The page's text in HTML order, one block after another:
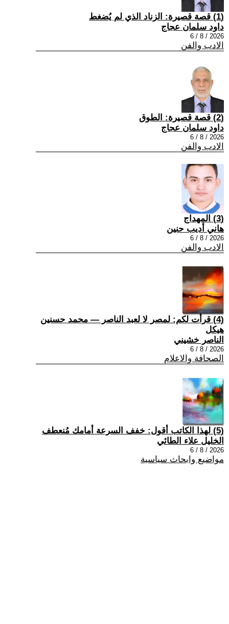
(1) قصة قصيرة: الزناد الذي لم يُضغط
داود سلمان عجاج
2026 / 8 / 6
الادب والفن
(2) قصة قصيرة: الطوق
داود سلمان عجاج
2026 / 8 / 6
الادب والفن
(3) المهداج
هاني أديب حنين
2026 / 8 / 6
الادب والفن
(4) قرأت لكم: لمصر لا لعبد الناصر — محمد حسنين
هيكل
الناصر خشيني
2026 / 8 / 6
الصحافة والاعلام
(5) لهذا الكاتب أقول: خفف السرعة أمامك مُنعطف
الخليل علاء الطائي
2026 / 8 / 6
مواضيع وابحاث سياسية